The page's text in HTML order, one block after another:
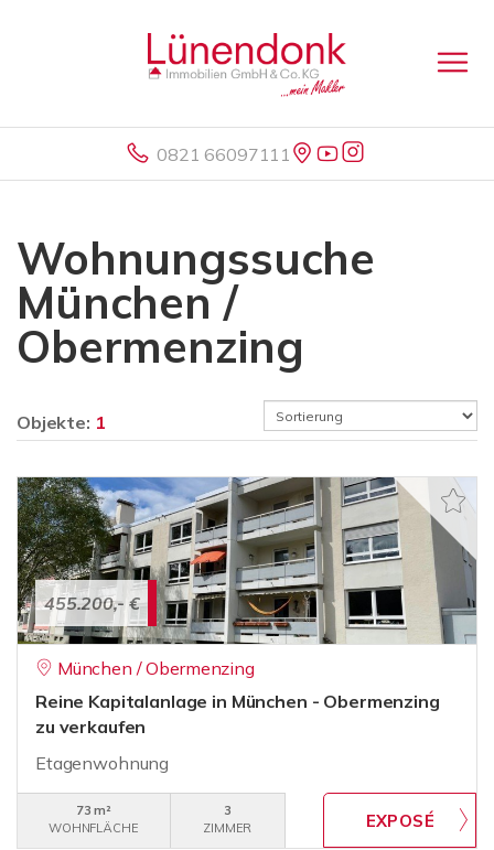
0821 66097111
Wohnungssuche
München /
Obermenzing
Objekte: 1
455.200,- €
München / Obermenzing
Reine Kapitalanlage in München - Obermenzing
zu verkaufen
Etagenwohnung
73 m²
WOHNFLÄCHE
3
ZIMMER